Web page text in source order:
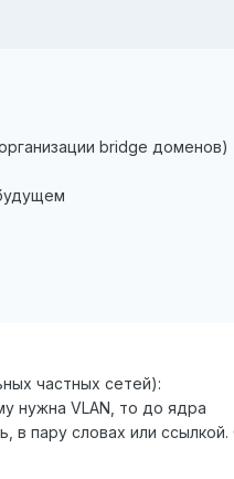
bridge доменов)
частных сетей):
нужна VLAN, то до ядра
в пару словах или ссылкой.